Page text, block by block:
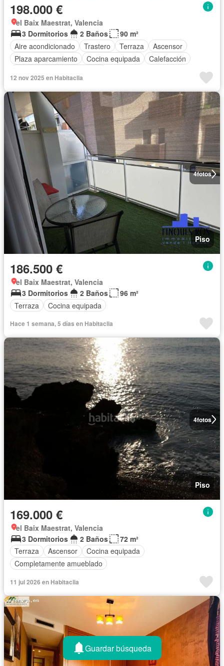
198.000 €
el Baix Maestrat, Valencia
3 Dormitorios
2 Baños
90 m²
Aire acondicionado
Trastero Terraza
Ascensor
Plaza aparcamiento
Cocina equipada
Calefacción
12 nov 2025 en Habitaclia
4fotos
Piso
186.500 €
el Baix Maestrat, Valencia
3 Dormitorios
2 Baños
96 m²
Terraza
Cocina equipada
Hace 1 semana, 5 días en Habitaclia
4fotos
Piso
169.000 €
el Baix Maestrat, Valencia
3 Dormitorios
2 Baños
72 m²
Terraza
Ascensor
Cocina equipada
Completamente amueblado
11 jul 2026 en Habitaclia
Guardar búsqueda